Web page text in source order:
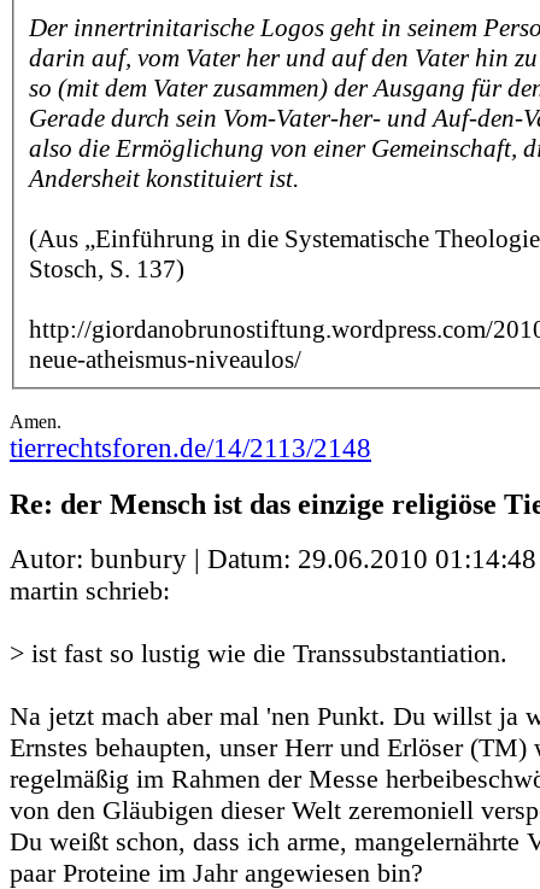
Der innertrinitarische Logos geht in seinem
darin auf, vom Vater her und auf den Vater hin
so (mit dem Vater zusammen) der Ausgang für
Gerade durch sein Vom-Vater-her- und Auf-den-
also die Ermöglichung von einer Gemeinschaft,
Andersheit konstituiert ist.
(Aus „Einführung in die Systematische
Stosch, S. 137)
http://giordanobrunostiftung.wordpress.com/
neue-atheismus-niveaulos/
Amen.
tierrechtsforen.de/14/2113/2148
Re: der Mensch ist das einzige religiöse
Autor: bunbury | Datum: 29.06.2010 01:14:48
martin schrieb:
> ist fast so lustig wie die Transsubstantiation.
Na jetzt mach aber mal 'nen Punkt. Du willst ja
Ernstes behaupten, unser Herr und Erlöser (TM)
regelmäßig im Rahmen der Messe
von den Gläubigen dieser Welt zeremoniell
Du weißt schon, dass ich arme, mangelernährte
paar Proteine im Jahr angewiesen bin?